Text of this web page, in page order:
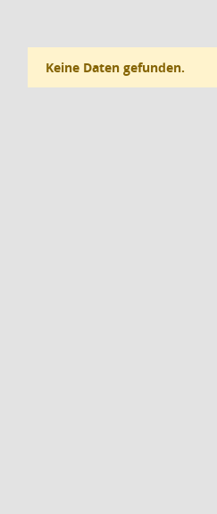
Keine Daten gefunden.